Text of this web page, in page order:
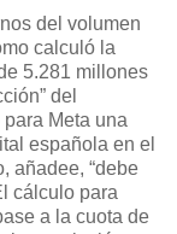
del volumen
calculó la
5.281 millones
del
Meta una
española en el
añadee, “debe
cálculo para
a la cuota de